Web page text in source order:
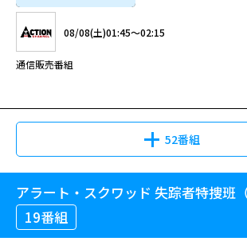
08/08(土)01:45～02:15
通信販売番組
52番組
アラート・スクワッド 失踪者特捜班
19番組